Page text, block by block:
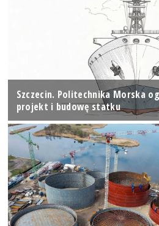
Szczecin. Politechnika Morska
projekt i budowę statku